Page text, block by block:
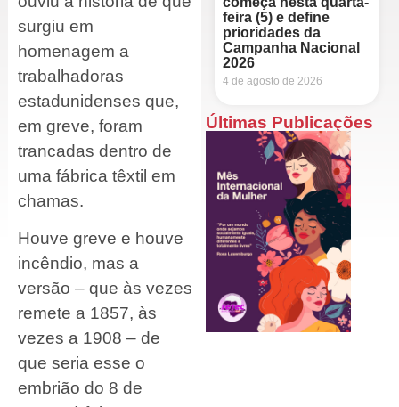
surgiu em
homenagem a
trabalhadoras
estadunidenses que,
em greve, foram
trancadas dentro de
uma fábrica têxtil em
chamas.
Houve greve e houve
incêndio, mas a
versão – que às vezes
remete a 1857, às
vezes a 1908 – de
que seria esse o
embrião do 8 de
feira (5) e define
prioridades da
Campanha Nacional
2026
4 de agosto de 2026
Últimas Publicações